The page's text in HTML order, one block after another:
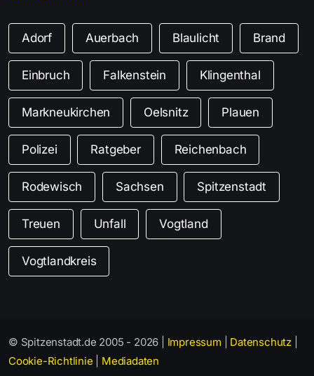
Adorf Auerbach Blaulicht Brand
Einbruch Falkenstein Klingenthal
Markneukirchen Oelsnitz Plauen
Polizei Ratgeber Reichenbach
Rodewisch Sachsen Spitzenstadt
Treuen Unfall Vogtland
Vogtlandkreis
© Spitzenstadt.de 2005 - 2026 | Impressum Datenschutz
Cookie-Richtlinie
Mediadaten